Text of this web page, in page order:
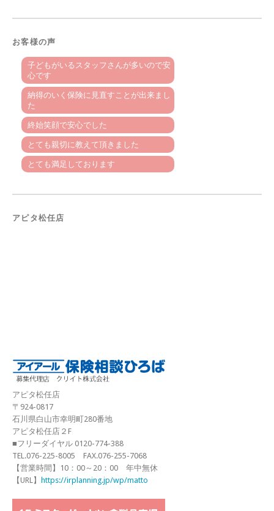
お客様の声
子どもがいるスタッフさんが多いので安
心です
納得のいく保険に見直すことが出来まし
た
終始笑顔で安心でした
とても親切に教えて頂きました
とても満足しております
アピタ松任店
アピタ松任店
〒924-0817
石川県白山市幸明町280番地
アピタ松任店２F
■フリーダイヤル 0120-774-388
TEL.076-225-8005 FAX.076-255-7068
【営業時間】10：00～20：00 年中無休
【URL】
https://irplanning.jp/wp/matto